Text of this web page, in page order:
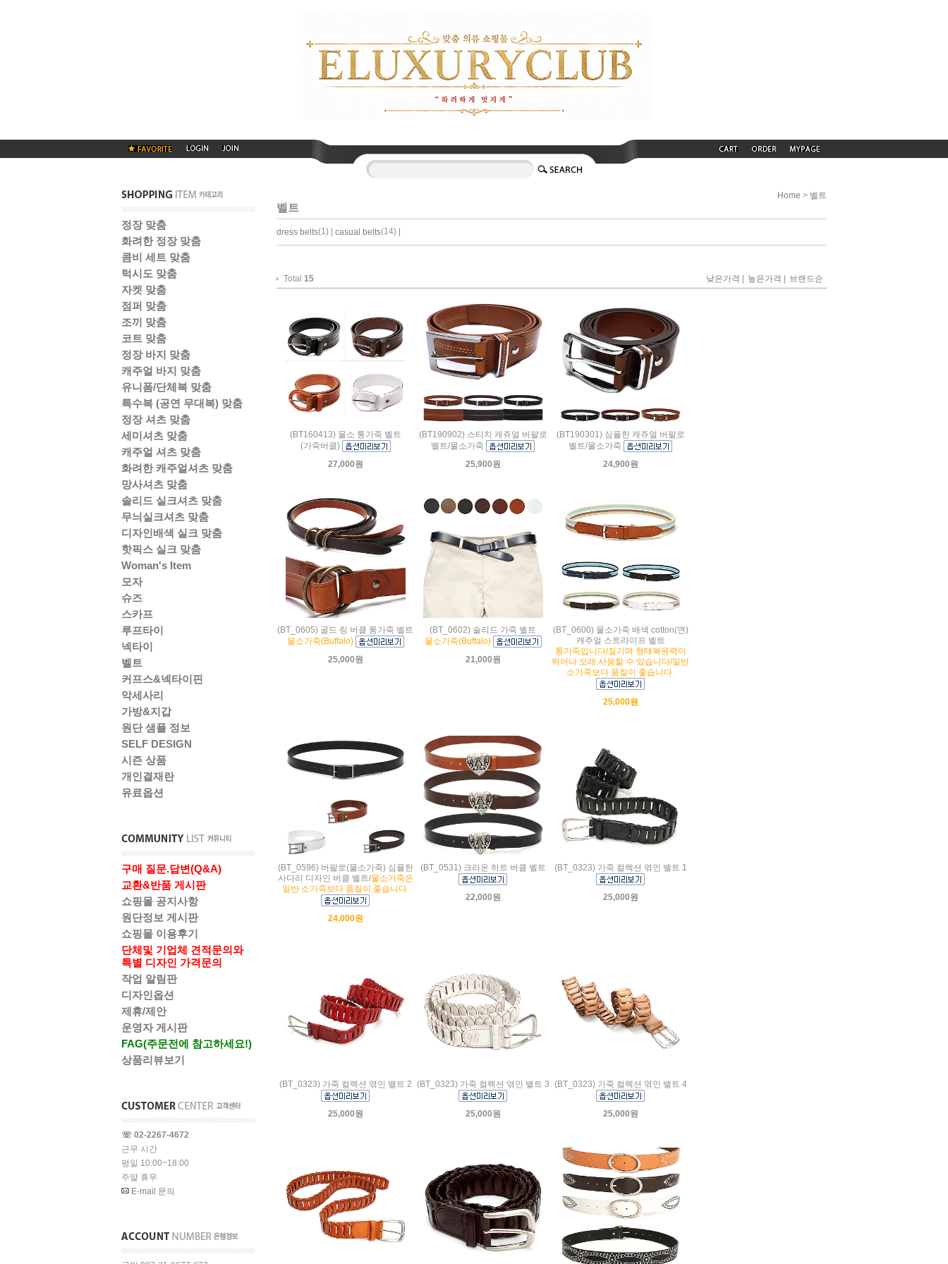
정장 맞춤
화려한 정장 맞춤
콤비 세트 맞춤
턱시도 맞춤
자켓 맞춤
점퍼 맞춤
조끼 맞춤
코트 맞춤
정장 바지 맞춤
캐주얼 바지 맞춤
유니폼/단체복 맞춤
특수복 (공연 무대복) 맞춤
정장 셔츠 맞춤
세미셔츠 맞춤
캐주얼 셔츠 맞춤
화려한 캐주얼셔츠 맞춤
망사셔츠 맞춤
솔리드 실크셔츠 맞춤
무늬실크셔츠 맞춤
디자인배색 실크 맞춤
핫픽스 실크 맞춤
Woman's Item
모자
슈즈
스카프
루프타이
넥타이
벨트
커프스&넥타이핀
악세사리
가방&지갑
원단 샘플 정보
SELF DESIGN
시즌 상품
개인결재란
유료옵션
구매 질문.답변(Q&A)
교환&반품 게시판
쇼핑몰 공지사항
원단정보 게시판
쇼핑몰 이용후기
단체및 기업체 견적문의와
특별 디자인 가격문의
작업 알림판
디자인옵션
제휴/제안
운영자 게시판
FAG(주문전에 참고하세요!)
상품리뷰보기
☏ 02-2267-4672
근무 시간
평일 10:00~18:00
주말 휴무
E-mail 문의
Home > 벨트
벨트
dress belts(1) | casual belts(14) |
Total 15 낮은가격 | 높은가격 | 브랜드순
(BT160413) 물소 통가죽 벨트
(가죽버클)
27,000원
(BT190902) 스티치 캐쥬얼 버팔로
벨트/물소가죽
25,900원
(BT190301) 심플한 캐쥬얼 버팔로
벨트/물소가죽
24,900원
(BT_0605) 골드 링 버클 통가죽 벨트
물소가죽(Buffalo)
25,000원
(BT_0602) 솔리드 가죽 벨트
물소가죽(Buffalo)
21,000원
(BT_0600) 물소가죽 배색 cotton(면)
캐주얼 스트라이프 벨트
통가죽입니다/질기며 형태복원력이
뛰어나 오래 사용할 수 있습니다/일반
소가죽보다 품질이 좋습니다.
25,000원
(BT_0596) 버팔로(물소가죽) 심플한
사다리 디자인 버클 벨트/물소가죽은
일반 소가죽보다 품질이 좋습니다.
24,000원
(BT_0531) 크라운 하트 버클 벨트
22,000원
(BT_0323) 가죽 컬렉션 엮인 밸트 1
25,000원
(BT_0323) 가죽 컬렉션 엮인 밸트 2
25,000원
(BT_0323) 가죽 컬렉션 엮인 밸트 3
25,000원
(BT_0323) 가죽 컬렉션 엮인 밸트 4
25,000원